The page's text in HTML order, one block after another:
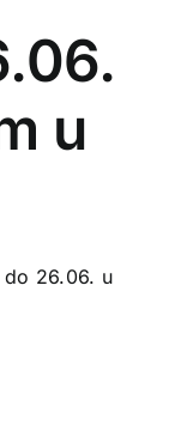
u
do 26.06. u